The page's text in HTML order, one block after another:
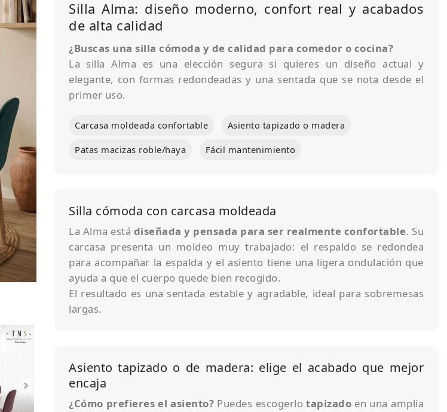
Silla Alma: diseño moderno, confort real y acabados
de alta calidad
¿Buscas una silla cómoda y de calidad para comedor o cocina?
La silla Alma es una elección segura si quieres un diseño actual y
elegante, con formas redondeadas y una sentada que se nota desde el
primer uso.
Carcasa moldeada confortable Asiento tapizado o madera
Patas macizas roble/haya Fácil mantenimiento
Silla cómoda con carcasa moldeada
La Alma está diseñada y pensada para ser realmente confortable. Su
carcasa presenta un moldeo muy trabajado: el respaldo se redondea
para acompañar la espalda y el asiento tiene una ligera ondulación que
ayuda a que el cuerpo quede bien recogido.
El resultado es una sentada estable y agradable, ideal para sobremesas
largas.
Asiento tapizado o de madera: elige el acabado que mejor
encaja
¿Cómo prefieres el asiento? Puedes escogerlotapizado en una amplia